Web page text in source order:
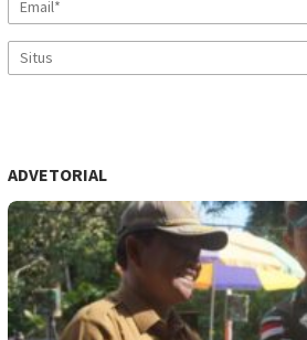
ADVETORIAL